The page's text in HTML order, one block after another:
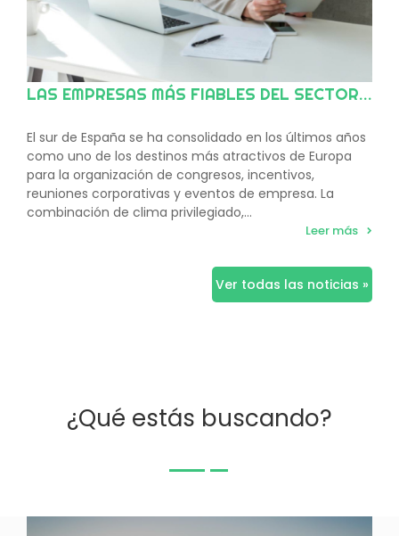
LAS EMPRESAS MÁS FIABLES DEL SECTOR MICE EN EL SUR DE ESPAÑA SEGÚN EVENT PLANNER SPAIN
El sur de España se ha consolidado en los últimos años
como uno de los destinos más atractivos de Europa
para la organización de congresos, incentivos,
reuniones corporativas y eventos de empresa. La
combinación de clima privilegiado,...
Leer más
Ver todas las noticias »
¿Qué estás buscando?